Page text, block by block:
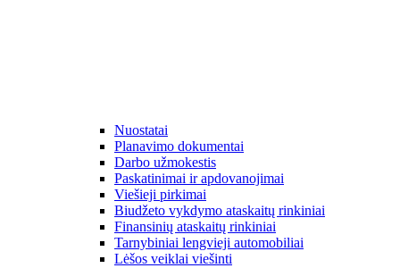
Nuostatai
Planavimo dokumentai
Darbo užmokestis
Paskatinimai ir apdovanojimai
Viešieji pirkimai
Biudžeto vykdymo ataskaitų rinkiniai
Finansinių ataskaitų rinkiniai
Tarnybiniai lengvieji automobiliai
Lėšos veiklai viešinti